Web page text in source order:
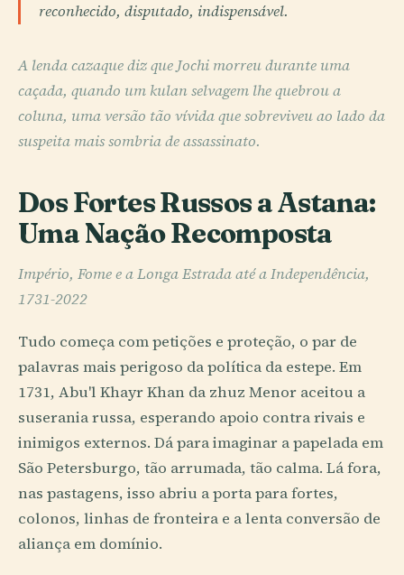
reconhecido, disputado, indispensável.
A lenda cazaque diz que Jochi morreu durante uma
caçada, quando um kulan selvagem lhe quebrou a
coluna, uma versão tão vívida que sobreviveu ao lado da
suspeita mais sombria de assassinato.
Dos Fortes Russos a Astana:
Uma Nação Recomposta
Império, Fome e a Longa Estrada até a Independência,
1731-2022
Tudo começa com petições e proteção, o par de
palavras mais perigoso da política da estepe. Em
1731, Abu'l Khayr Khan da zhuz Menor aceitou a
suserania russa, esperando apoio contra rivais e
inimigos externos. Dá para imaginar a papelada em
São Petersburgo, tão arrumada, tão calma. Lá fora,
nas pastagens, isso abriu a porta para fortes,
colonos, linhas de fronteira e a lenta conversão de
aliança em domínio.